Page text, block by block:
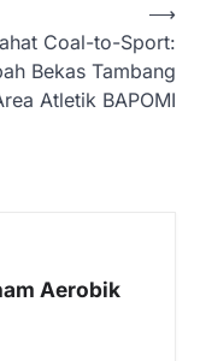
Coal-to-Sport:
Bekas Tambang
Atletik BAPOMI
⟶
Aerobik